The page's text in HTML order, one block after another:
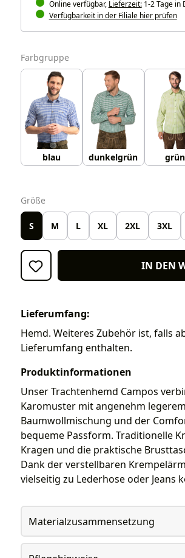
Online verfügbar, Lieferzeit:1-2 Tage in
Verfügbarkeit in der Filiale hier prüfen
Farbgruppeauswählen
blau dunkelgrün grün
Größeauswählen
S M L XL 2XL 3XL
IN DEN
Lieferumfang:
Hemd. Weiteres Zubehör ist, falls
Lieferumfang enthalten.
Produktinformationen
Unser Trachtenhemd Campos
Karomuster mit angenehm
Baumwollmischung und der
bequeme Passform. Traditionelle
Kragen und die praktische
Dank der verstellbaren
vielseitig zu Lederhose oder Jeans
Materialzusammensetzung